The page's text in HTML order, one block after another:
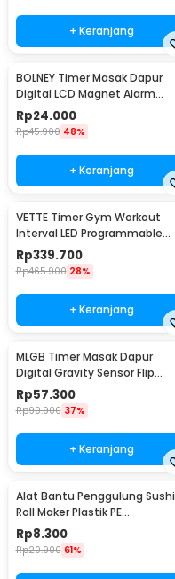
+ Keranjang
BOLNEY Timer Masak Dapur
Digital LCD Magnet Alarm
Kitchen Countdown - ST5026
Rp24.000
Rp45.900 48%
+ Keranjang
VETTE Timer Gym Workout
Interval LED Programmable
Remote Control - VT-40
Rp339.700
Rp465.900 28%
+ Keranjang
MLGB Timer Masak Dapur
Digital Gravity Sensor Flip
Kitchen Countdown - CT10
Rp57.300
Rp90.900 37%
+ Keranjang
Alat Bantu Penggulung Sushi
Roll Maker Plastik PE
22x20.5x0.1cm - E1119
Rp8.300
Rp20.900 61%